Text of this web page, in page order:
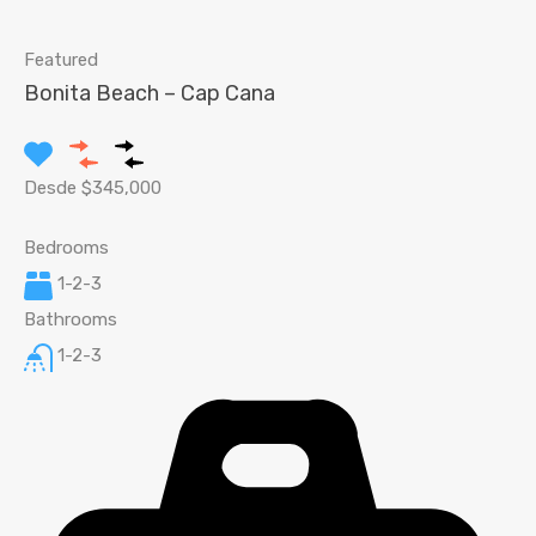
Featured
Bonita Beach – Cap Cana
Desde $345,000
Bedrooms
1-2-3
Bathrooms
1-2-3